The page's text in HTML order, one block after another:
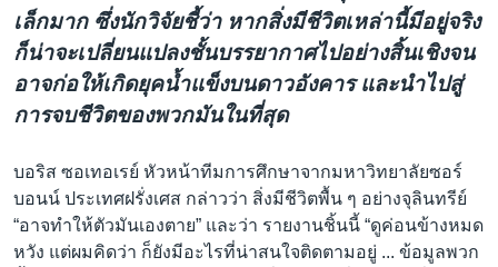
เล็กมาก ซึ่งนักวิจัยชี้ว่า หากสิ่งมีชีวิตเหล่านี้มีอยู่จริง
ก็น่าจะเปลี่ยนแปลงชั้นบรรยากาศไปอย่างสิ้นเชิงจน
อาจก่อให้เกิดยุคน้ำแข็งบนดาวอังคาร และนำไปสู่
การจบชีวิตของพวกมันในที่สุด
บอริส ซอเทอเรย์ หัวหน้าทีมการศึกษาจากมหาวิทยาลัยซอร์
บอนน์ ประเทศฝรั่งเศส กล่าวว่า สิ่งมีชีวิตพื้น ๆ อย่างจุลินทรีย์
“อาจทำให้ตัวมันเองตาย” และว่า รายงานชิ้นนี้ “ดูค่อนข้างหมด
หวัง แต่ผมคิดว่า ก็ยังมีอะไรที่น่าสนใจติดตามอยู่ ... ข้อมูลพวก